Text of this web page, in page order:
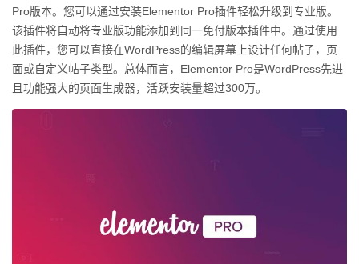
Pro版本。您可以通过安装Elementor Pro插件轻松升级到专业版。
该插件将自动将专业版功能添加到同一免付版本插件中。通过使用
此插件，您可以直接在WordPress的编辑屏幕上设计任何帖子，页
面或自定义帖子类型。总体而言，Elementor Pro是WordPress先进
且功能强大的页面生成器，活跃安装量超过300万。